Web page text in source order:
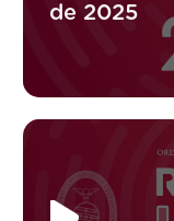
de 2025